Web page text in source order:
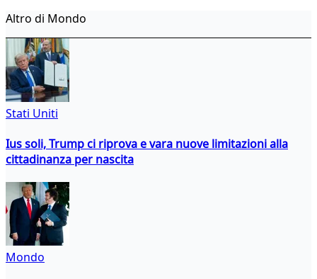
Altro di Mondo
Stati Uniti
Ius soli, Trump ci riprova e vara nuove limitazioni alla
cittadinanza per nascita
Mondo